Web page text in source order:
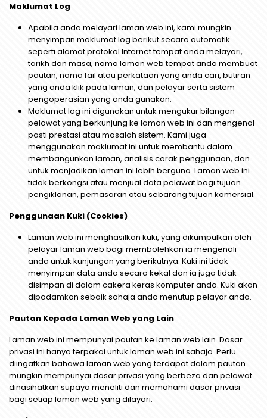
Maklumat Log
Apabila anda melayari laman web ini, kami mungkin
menyimpan maklumat log berikut secara automatik
seperti alamat protokol Internet tempat anda melayari,
tarikh dan masa, nama laman web tempat anda membuat
pautan, nama fail atau perkataan yang anda cari, butiran
yang anda klik pada laman, dan pelayar serta sistem
pengoperasian yang anda gunakan.
Maklumat log ini digunakan untuk mengukur bilangan
pelawat yang berkunjung ke laman web ini dan mengenal
pasti prestasi atau masalah sistem. Kami juga
menggunakan maklumat ini untuk membantu dalam
membangunkan laman, analisis corak penggunaan, dan
untuk menjadikan laman ini lebih berguna. Laman web ini
tidak berkongsi atau menjual data pelawat bagi tujuan
pengiklanan, pemasaran atau sebarang tujuan komersial.
Penggunaan Kuki (Cookies)
Laman web ini menghasilkan kuki, yang dikumpulkan oleh
pelayar laman web bagi membolehkan ia mengenali
anda untuk kunjungan yang berikutnya. Kuki ini tidak
menyimpan data anda secara kekal dan ia juga tidak
disimpan di dalam cakera keras komputer anda. Kuki akan
dipadamkan sebaik sahaja anda menutup pelayar anda.
Pautan Kepada Laman Web yang Lain
Laman web ini mempunyai pautan ke laman web lain. Dasar
privasi ini hanya terpakai untuk laman web ini sahaja. Perlu
diingatkan bahawa laman web yang terdapat dalam pautan
mungkin mempunyai dasar privasi yang berbeza dan pelawat
dinasihatkan supaya meneliti dan memahami dasar privasi
bagi setiap laman web yang dilayari.